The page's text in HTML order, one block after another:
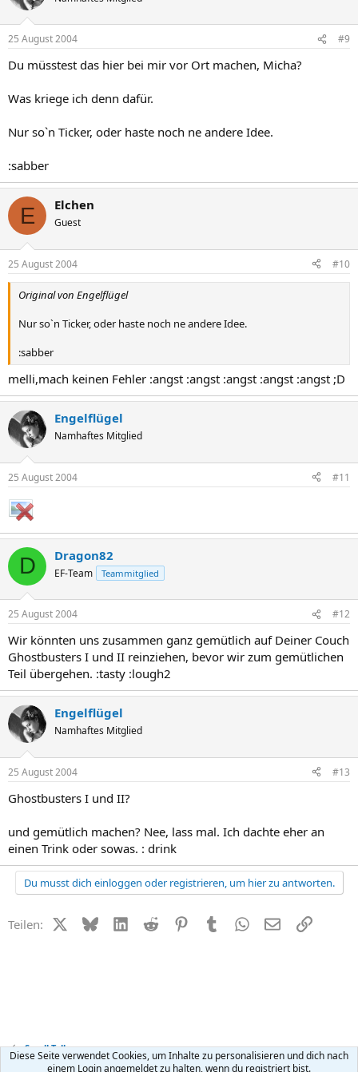
25 August 2004 #9
Du müsstest das hier bei mir vor Ort machen, Micha?
Was kriege ich denn dafür.
Nur so`n Ticker, oder haste noch ne andere Idee.
:sabber
E Elchen
Guest
25 August 2004 #10
Original von Engelflügel
Nur so`n Ticker, oder haste noch ne andere Idee.
:sabber
melli,mach keinen Fehler :angst :angst :angst :angst :angst ;D
Engelflügel
Namhaftes Mitglied
25 August 2004 #11
D Dragon82
EF-Team Teammitglied
25 August 2004 #12
Wir könnten uns zusammen ganz gemütlich auf Deiner Couch
Ghostbusters I und II reinziehen, bevor wir zum gemütlichen
Teil übergehen. :tasty :lough2
Engelflügel
Namhaftes Mitglied
25 August 2004 #13
Ghostbusters I und II?
und gemütlich machen? Nee, lass mal. Ich dachte eher an
einen Trink oder sowas. : drink
Du musst dich einloggen oder registrieren, um hier zu antworten.
Teilen: X (Twitter)
BlueskyLinkedIn
Reddit PinterestTumblr WhatsApp
E-MailLink
Small Talk
Diese Seite verwendet Cookies, um Inhalte zu personalisieren und dich nach
einem Login angemeldet zu halten, wenn du registriert bist.